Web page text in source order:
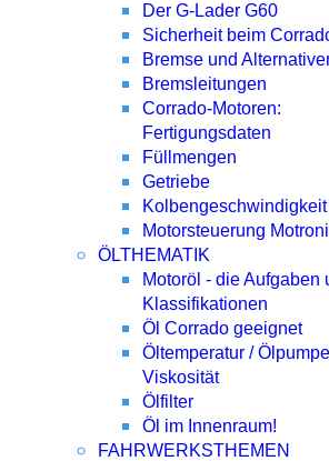
Der G-Lader G60
Sicherheit beim
Bremse und
Bremsleitungen
Corrado-Motoren:
Fertigungsdaten
Füllmengen
Getriebe
Kolbengeschwindigkeit
Motorsteuerung
ÖLTHEMATIK
Motoröl - die Aufgaben
Klassifikationen
Öl Corrado geeignet
Öltemperatur /
Viskosität
Ölfilter
Öl im Innenraum!
FAHRWERKSTHEMEN